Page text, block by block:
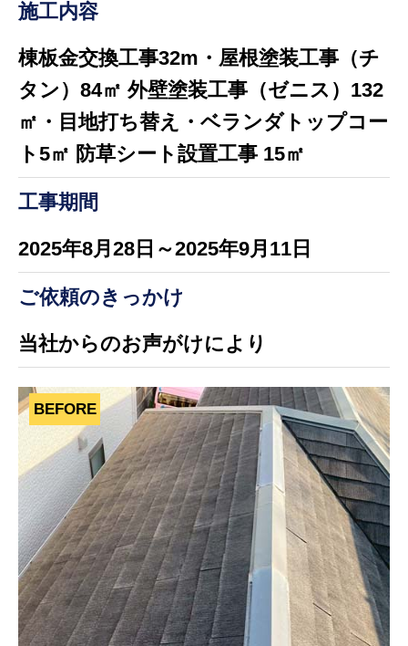
施工内容
棟板金交換工事32m・屋根塗装工事（チ
タン）84㎡ 外壁塗装工事（ゼニス）132
㎡・目地打ち替え・ベランダトップコー
ト5㎡ 防草シート設置工事 15㎡
工事期間
2025年8月28日～2025年9月11日
ご依頼のきっかけ
当社からのお声がけにより